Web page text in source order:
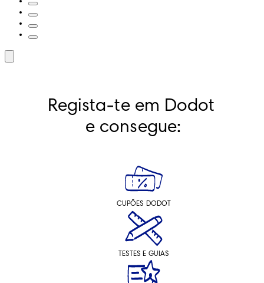
Regista-te em Dodot
e consegue:
CUPÕES DODOT
TESTES E GUIAS